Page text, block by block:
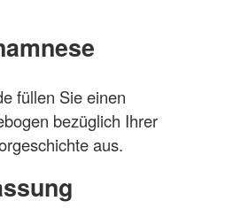
füllen Sie einen
bezüglich Ihrer
aus.